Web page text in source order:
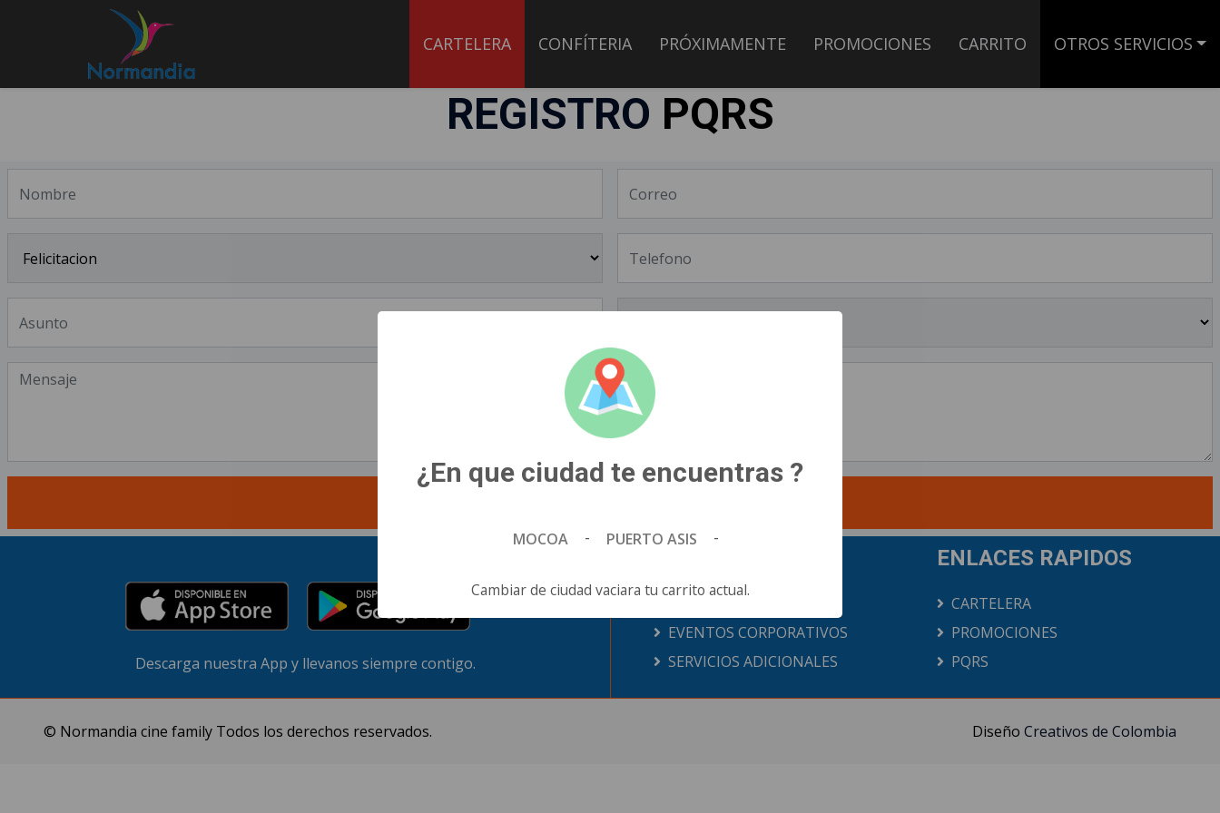
CARTELERA CONFÍTERIA PRÓXIMAMENTE PROMOCIONES CARRITO OTROS SERVICIOS
REGISTRO PQRS
Descarga nuestra App y llevanos siempre contigo.
EVENTOS CORPORATIVOS
SERVICIOS ADICIONALES
ENLACES RAPIDOS
CARTELERA
PROMOCIONES
PQRS
© Normandia cine family Todos los derechos reservados. Diseño Creativos de Colombia
¿En que ciudad te encuentras ?
MOCOA - PUERTO ASIS -
Cambiar de ciudad vaciara tu carrito actual.